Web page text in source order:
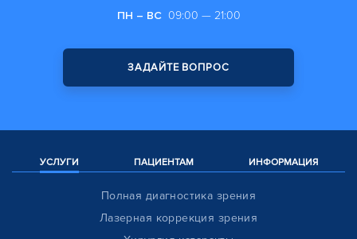
ПН – ВС 09:00 — 21:00
ЗАДАЙТЕ ВОПРОС
УСЛУГИ ПАЦИЕНТАМ ИНФОРМАЦИЯ
Полная диагностика зрения
Лазерная коррекция зрения